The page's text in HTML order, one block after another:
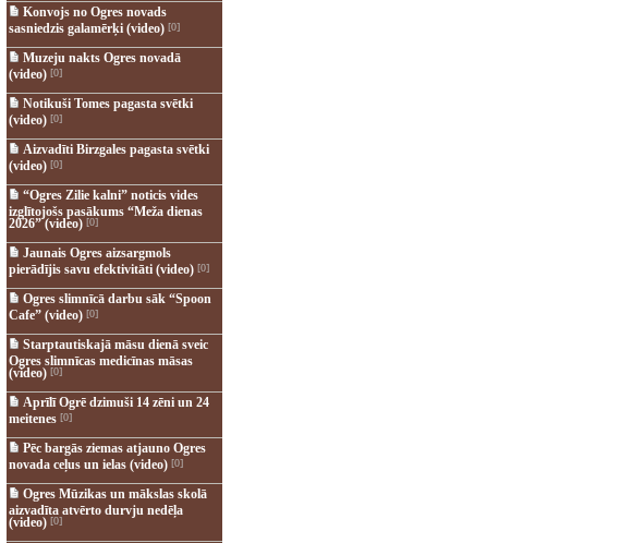
Konvojs no Ogres novads
sasniedzis galamērķi (video)[0]
Muzeju nakts Ogres novadā
(video)[0]
Notikuši Tomes pagasta svētki
(video)[0]
Aizvadīti Birzgales pagasta svētki
(video)[0]
“Ogres Zilie kalni” noticis vides
izglītojošs pasākums “Meža dienas
2026” (video)[0]
Jaunais Ogres aizsargmols
pierādījis savu efektivitāti (video)[0]
Ogres slimnīcā darbu sāk “Spoon
Cafe” (video)[0]
Starptautiskajā māsu dienā sveic
Ogres slimnīcas medicīnas māsas
(video)[0]
Aprīlī Ogrē dzimuši 14 zēni un 24
meitenes [0]
Pēc bargās ziemas atjauno Ogres
novada ceļus un ielas (video)[0]
Ogres Mūzikas un mākslas skolā
aizvadīta atvērto durvju nedēļa
(video)[0]